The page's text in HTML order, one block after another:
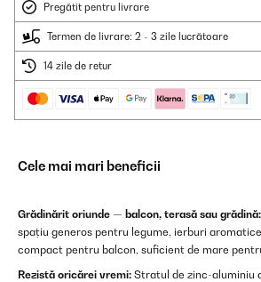
Pregătit pentru livrare
Termen de livrare: 2 - 3 zile lucrătoare
14 zile de retur
Cele mai mari beneficii
Grădinărit oriunde — balcon, terasă sau grădină:
spațiu generos pentru legume, ierburi
compact pentru balcon, suficient de mare
Rezistă oricărei vremi: Stratul de zinc-aluminiu